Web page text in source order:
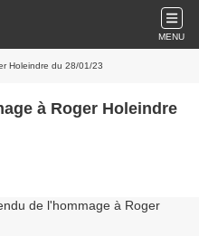
MENU
Holeindre du 28/01/23
à Roger Holeindre